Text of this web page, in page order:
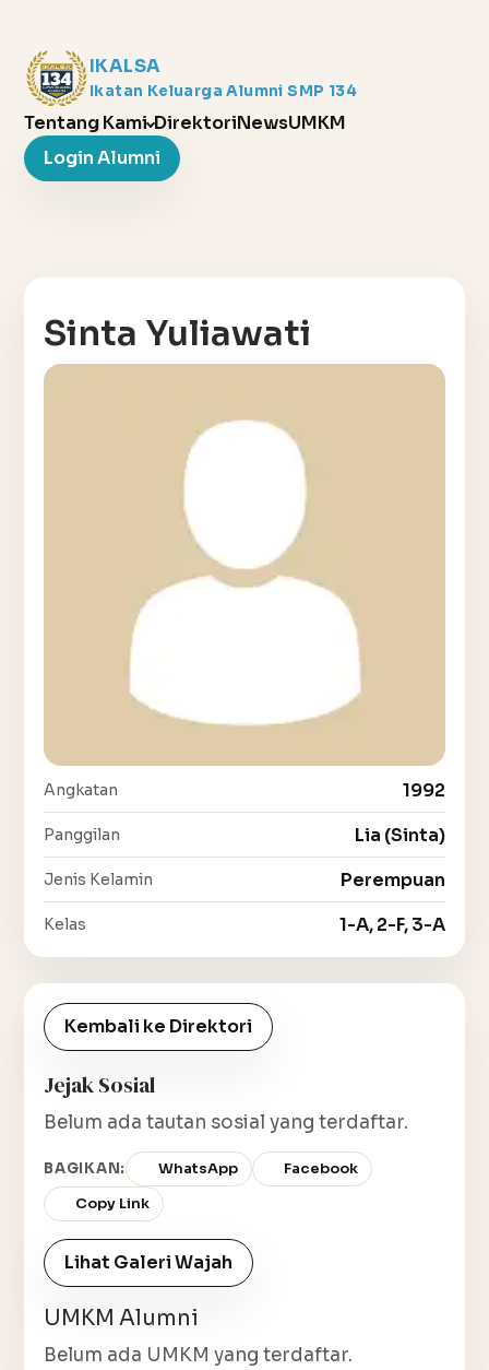
IKALSA
Ikatan Keluarga Alumni SMP 134
Tentang Kami DirektoriNewsUMKM
Login Alumni
Sinta Yuliawati
Angkatan 1992
Panggilan Lia (Sinta)
Jenis Kelamin Perempuan
Kelas 1-A, 2-F, 3-A
Kembali ke Direktori
Jejak Sosial
Belum ada tautan sosial yang terdaftar.
BAGIKAN: WhatsApp
Facebook
Copy Link
Lihat Galeri Wajah
UMKM Alumni
Belum ada UMKM yang terdaftar.